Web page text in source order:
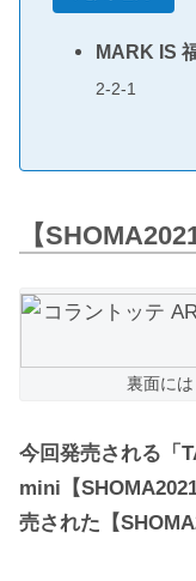
MARK IS
2-2-1
【
裏面に
今回発売される「
mini【
売された【